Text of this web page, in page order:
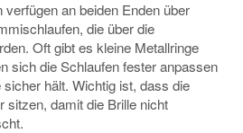
an beiden Enden über
, die über die
Oft gibt es kleine Metallringe
sich die Schlaufen fester anpassen
hält. Wichtig ist, dass die
sitzen, damit die Brille nicht